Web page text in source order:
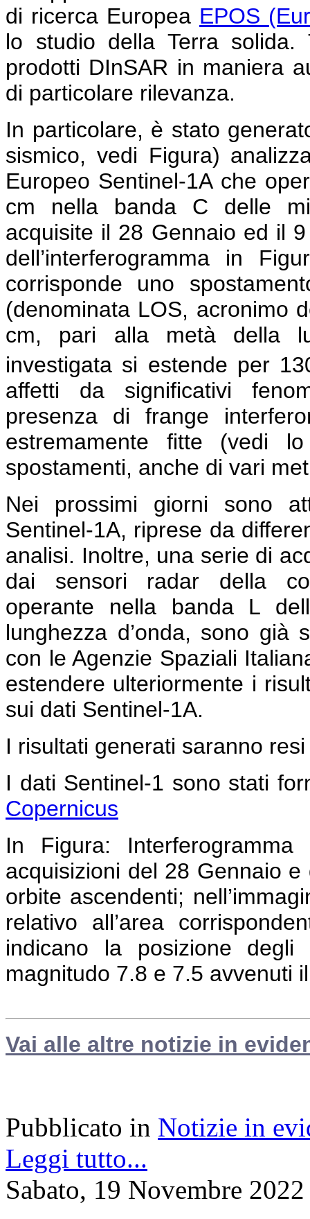
di ricerca Europea EPOS
lo studio della Terra solida.
prodotti DInSAR in maniera
di particolare rilevanza.
In particolare, è stato
sismico, vedi Figura)
Europeo Sentinel-1A che
cm nella banda C delle
acquisite il 28 Gennaio ed il
dell’interferogramma in
corrisponde uno
(denominata LOS, acronimo
cm, pari alla metà della
investigata si estende per
affetti da significativi
presenza di frange
estremamente fitte (vedi
spostamenti, anche di vari
Nei prossimi giorni sono
Sentinel-1A, riprese da
analisi. Inoltre, una serie di
dai sensori radar della
operante nella banda L
lunghezza d’onda, sono già
con le Agenzie Spaziali
estendere ulteriormente i
sui dati Sentinel-1A.
I risultati generati saranno
I dati Sentinel-1 sono stati
Copernicus
In Figura:
acquisizioni del 28 Gennaio
orbite ascendenti;
relativo all’area
indicano la posizione
magnitudo 7.8 e 7.5 avvenuti
Vai alle altre notizie in
Pubblicato in Notizie in
Leggi tutto...
Sabato, 19 Novembre